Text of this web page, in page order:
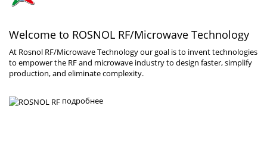
Welcome to ROSNOL RF/Microwave Technology
At Rosnol RF/Microwave Technology our goal is to invent technologies
to empower the RF and microwave industry to design faster, simplify
production, and eliminate complexity.
подробнее